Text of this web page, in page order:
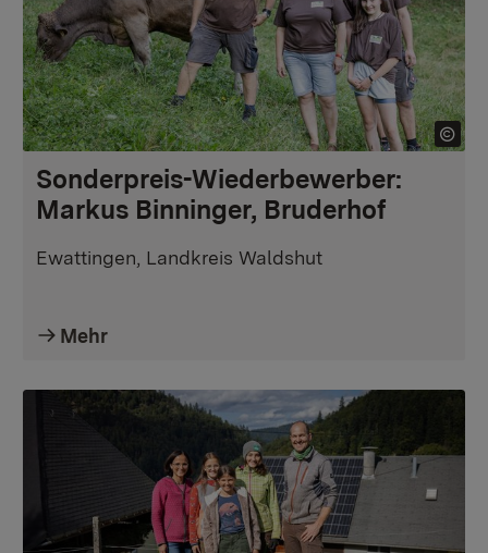
Sonderpreis-Wiederbewerber:
Markus Binninger, Bruderhof
Ewattingen, Landkreis Waldshut
Mehr